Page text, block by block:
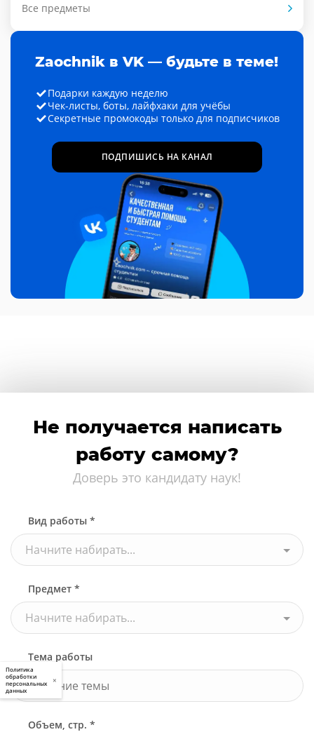
Все предметы
Zaochnik в VK — будьте в теме!
Подарки каждую неделю
Чек-листы, боты, лайфхаки для учёбы
Секретные промокоды только для подписчиков
ПОДПИШИСЬ НА КАНАЛ
Не получается написать
работу самому?
Доверь это кандидату наук!
Вид работы *
Начните набирать...
Предмет *
Начните набирать...
Тема работы
Объем, стр. *
Политика
обработки
персональных
данных
×